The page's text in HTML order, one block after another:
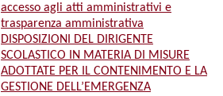
accesso agli atti amministrativi e
trasparenza amministrativa
DISPOSIZIONI DEL DIRIGENTE
SCOLASTICO IN MATERIA DI MISURE
ADOTTATE PER IL CONTENIMENTO E LA
GESTIONE DELL’EMERGENZA